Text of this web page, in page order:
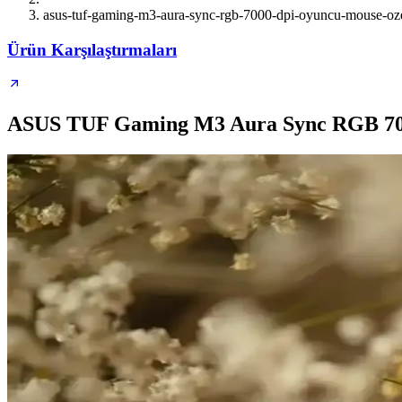
asus-tuf-gaming-m3-aura-sync-rgb-7000-dpi-oyuncu-mouse-
Ürün Karşılaştırmaları
ASUS TUF Gaming M3 Aura Sync RGB